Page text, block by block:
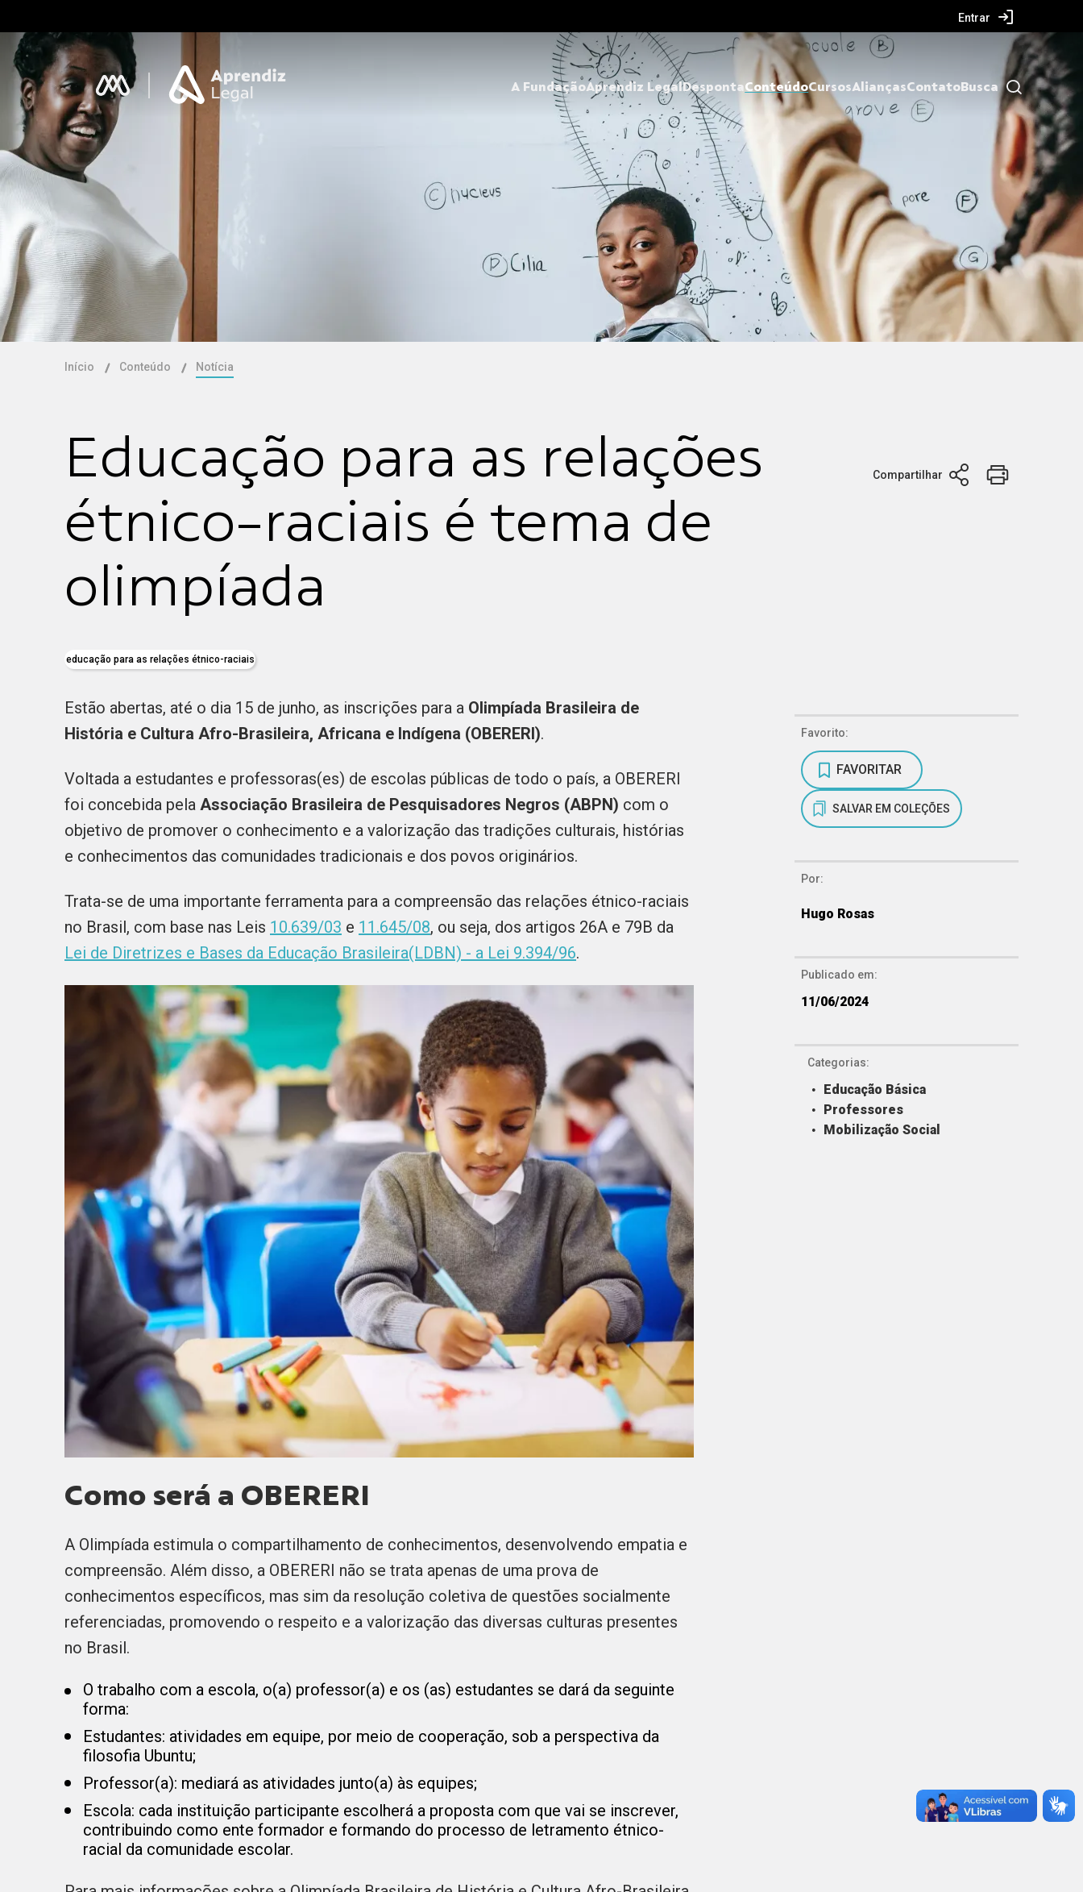
Entrar
A FundaçãoAprendiz LegalDespontaConteúdoCursosAliançasContatoBusca
Início Conteúdo Notícia
Educação para as relações
étnico-raciais é tema de
olimpíada
educação para as relações étnico-raciais
Compartilhar
Estão abertas, até o dia 15 de junho, as inscrições para a Olimpíada Brasileira de
História e Cultura Afro-Brasileira, Africana e Indígena (OBERERI).
Voltada a estudantes e professoras(es) de escolas públicas de todo o país, a OBERERI
foi concebida pela Associação Brasileira de Pesquisadores Negros (ABPN) com o
objetivo de promover o conhecimento e a valorização das tradições culturais, histórias
e conhecimentos das comunidades tradicionais e dos povos originários.
Trata-se de uma importante ferramenta para a compreensão das relações étnico-raciais
no Brasil, com base nas Leis 10.639/03 e 11.645/08, ou seja, dos artigos 26A e 79B da
Lei de Diretrizes e Bases da Educação Brasileira(LDBN) - a Lei 9.394/96.
Como será a OBERERI
A Olimpíada estimula o compartilhamento de conhecimentos, desenvolvendo empatia e
compreensão. Além disso, a OBERERI não se trata apenas de uma prova de
conhecimentos específicos, mas sim da resolução coletiva de questões socialmente
referenciadas, promovendo o respeito e a valorização das diversas culturas presentes
no Brasil.
O trabalho com a escola, o(a) professor(a) e os (as) estudantes se dará da seguinte
forma:
Estudantes: atividades em equipe, por meio de cooperação, sob a perspectiva da
filosofia Ubuntu;
Professor(a): mediará as atividades junto(a) às equipes;
Escola: cada instituição participante escolherá a proposta com que vai se inscrever,
contribuindo como ente formador e formando do processo de letramento étnico-
racial da comunidade escolar.
Favorito:
FAVORITAR
SALVAR EM COLEÇÕES
Por:
Hugo Rosas
Publicado em:
11/06/2024
Categorias:
Educação Básica
Professores
Mobilização Social